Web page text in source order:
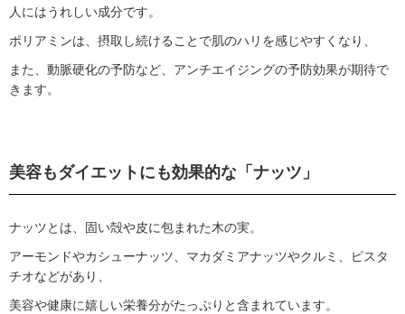
人にはうれしい成分です。
ポリアミンは、摂取し続けることで肌のハリを感じやすくなり、
また、動脈硬化の予防など、アンチエイジングの予防効果が期待で
きます。
美容もダイエットにも効果的な「ナッツ」
ナッツとは、固い殻や皮に包まれた木の実。
アーモンドやカシューナッツ、マカダミアナッツやクルミ、ピスタ
チオなどがあり、
美容や健康に嬉しい栄養分がたっぷりと含まれています。